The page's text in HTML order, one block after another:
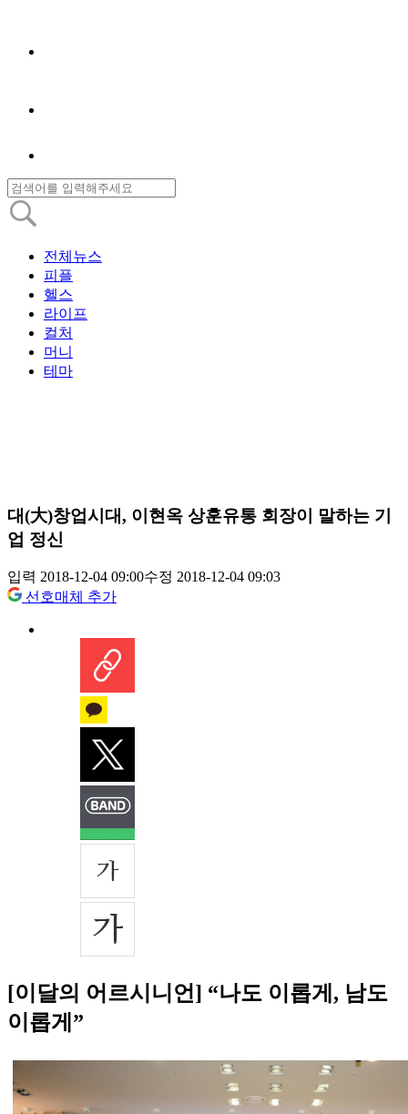
전체뉴스
피플
헬스
라이프
컬처
머니
테마
대(大)창업시대, 이현옥 상훈유통 회장이 말하는 기
업 정신
입력 2018-12-04 09:00수정 2018-12-04 09:03
선호매체 추가
[이달의 어르시니언] “나도 이롭게, 남도
이롭게”